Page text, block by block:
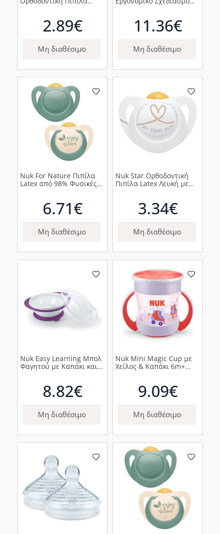
2.89€
Μη διαθέσιμο
11.36€
Μη διαθέσιμο
Nuk For Nature Πιπίλα
Latex από 98% Φυσικές
6.71€
Μη διαθέσιμο
Nuk Star Ορθοδοντική
Πιπίλα Latex Λευκή με
3.34€
Μη διαθέσιμο
Nuk Easy Learning Μπολ
Φαγητού με Καπάκι και
8.82€
Μη διαθέσιμο
Nuk Mini Magic Cup με
Χείλος & Καπάκι 6m+
9.09€
Μη διαθέσιμο